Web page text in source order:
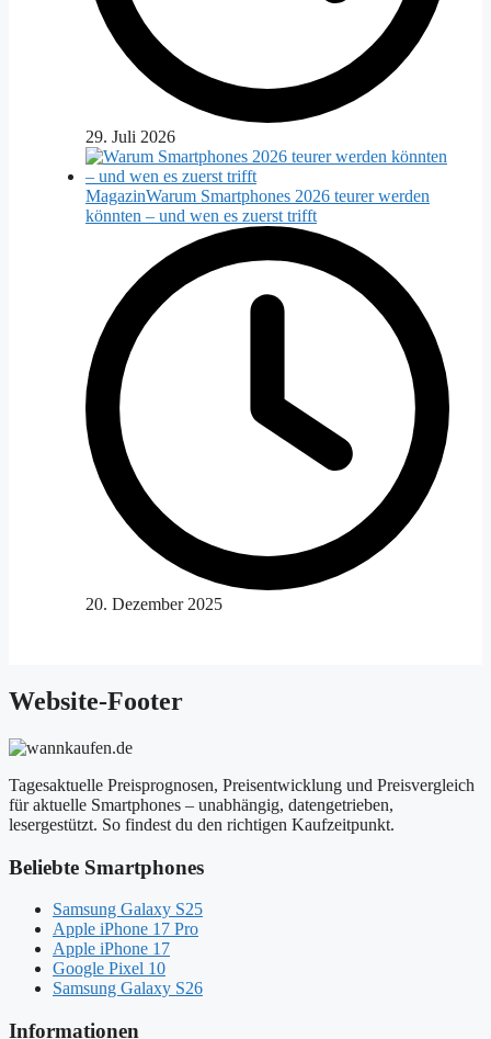
29. Juli 2026
MagazinWarum Smartphones 2026 teurer werden
könnten – und wen es zuerst trifft
20. Dezember 2025
Website-Footer
Tagesaktuelle Preisprognosen, Preisentwicklung und Preisvergleich
für aktuelle Smartphones – unabhängig, datengetrieben,
lesergestützt. So findest du den richtigen Kaufzeitpunkt.
Beliebte Smartphones
Samsung Galaxy S25
Apple iPhone 17 Pro
Apple iPhone 17
Google Pixel 10
Samsung Galaxy S26
Informationen